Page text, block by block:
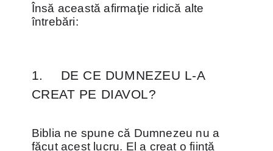
Însă această afirmaţie ridică alte
întrebări:
1.
DE CE DUMNEZEU L-A
CREAT PE DIAVOL?
Biblia ne spune că Dumnezeu nu a
făcut acest lucru. El a creat o fiinţă